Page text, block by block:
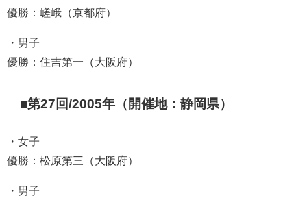
優勝：嵯峨（京都府）
・男子
優勝：住吉第一（大阪府）
■第27回/2005年（開催地：静岡県）
・女子
優勝：松原第三（大阪府）
・男子